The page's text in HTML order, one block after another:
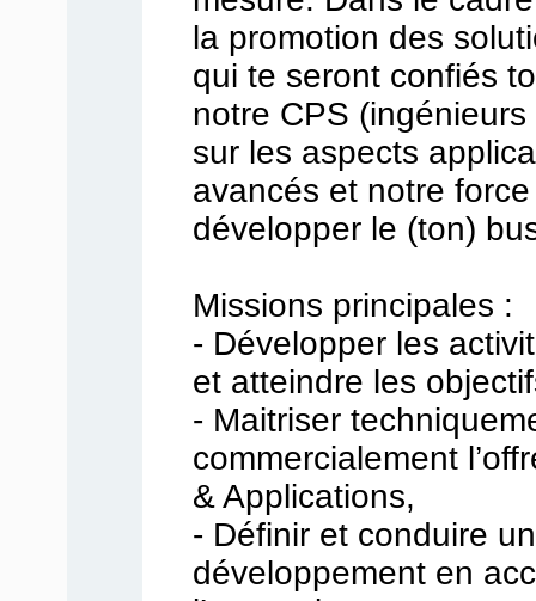
la promotion des
qui te seront confiés
notre CPS
sur les aspects
avancés et notre
développer le (ton)
Missions principales :
- Développer les
et atteindre les
- Maitriser
commercialement
& Applications,
- Définir et conduire
développement en